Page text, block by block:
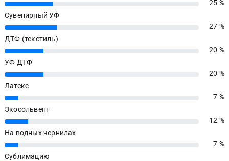
25%
25 %
Сувенирный УФ
27%
27 %
ДТФ (текстиль)
20%
20 %
УФ ДТФ
20%
20 %
Латекс
7%
7 %
Экосольвент
12%
12 %
На водных чернилах
7%
7 %
Сублимацию